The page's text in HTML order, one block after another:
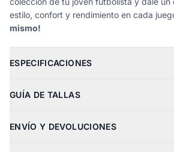
estilo, confort y rendimiento en cada
mismo!
ESPECIFICACIONES
GUÍA DE TALLAS
ENVÍO Y DEVOLUCIONES